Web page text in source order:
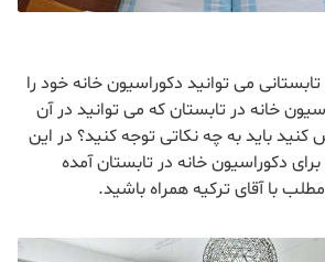
می توانید دکوراسیون خانه خود را
خانه در تابستان که می توانید در آن
باید به چه نکاتی توجه کنید؟ در این
شما ۱۰ روش برای دکوراسیون خانه در تابستان آمده
با آقای ترکیه همراه باشید.